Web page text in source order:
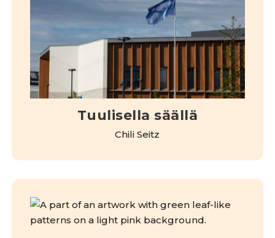
Tuulisella säällä
Chili Seitz